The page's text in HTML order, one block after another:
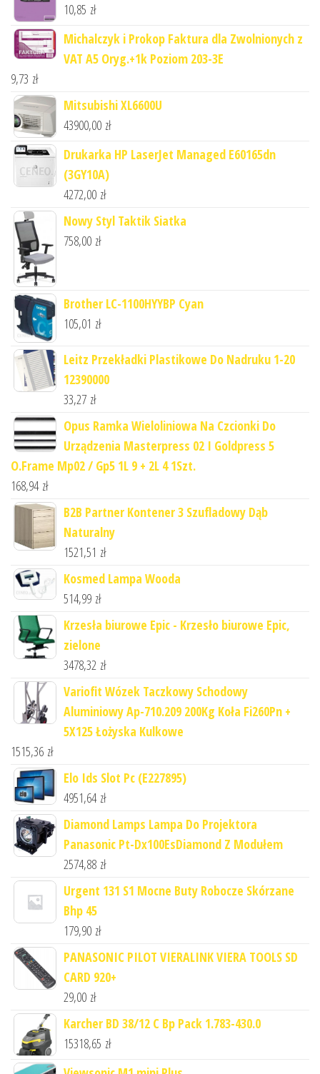
10,85 zł
Michalczyk i Prokop Faktura dla Zwolnionych z
VAT A5 Oryg.+1k Poziom 203-3E
9,73 zł
Mitsubishi XL6600U
43900,00 zł
Drukarka HP LaserJet Managed E60165dn
(3GY10A)
4272,00 zł
Nowy Styl Taktik Siatka
758,00 zł
Brother LC-1100HYYBP Cyan
105,01 zł
Leitz Przekładki Plastikowe Do Nadruku 1-20
12390000
33,27 zł
Opus Ramka Wieloliniowa Na Czcionki Do
Urządzenia Masterpress 02 I Goldpress 5
O.Frame Mp02 / Gp5 1L 9 + 2L 4 1Szt.
168,94 zł
B2B Partner Kontener 3 Szufladowy Dąb
Naturalny
1521,51 zł
Kosmed Lampa Wooda
514,99 zł
Krzesła biurowe Epic - Krzesło biurowe Epic,
zielone
3478,32 zł
Variofit Wózek Taczkowy Schodowy
Aluminiowy Ap-710.209 200Kg Koła Fi260Pn +
5X125 Łożyska Kulkowe
1515,36 zł
Elo Ids Slot Pc (E227895)
4951,64 zł
Diamond Lamps Lampa Do Projektora
Panasonic Pt-Dx100EsDiamond Z Modułem
2574,88 zł
Urgent 131 S1 Mocne Buty Robocze Skórzane
Bhp 45
179,90 zł
PANASONIC PILOT VIERALINK VIERA TOOLS SD
CARD 920+
29,00 zł
Karcher BD 38/12 C Bp Pack 1.783-430.0
15318,65 zł